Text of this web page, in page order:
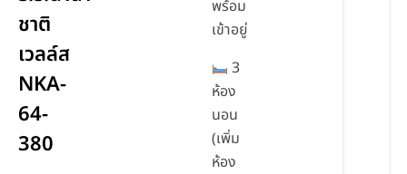
ชาติ
เวลล์ส
NKA-
64-
380
พร้อม
เข้าอยู่
3
ห้อง
นอน
(เพิ่ม
ห้อง